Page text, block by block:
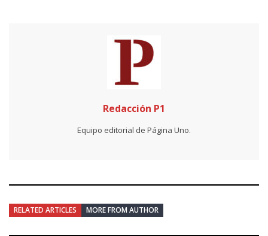
Redacción P1
Equipo editorial de Página Uno.
RELATED ARTICLES MORE FROM AUTHOR